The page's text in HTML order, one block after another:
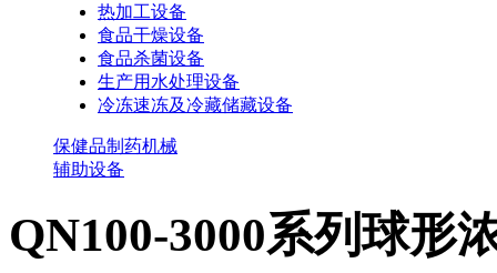
热加工设备
食品干燥设备
食品杀菌设备
生产用水处理设备
冷冻速冻及冷藏储藏设备
保健品制药机械
辅助设备
QN100-3000系列球形